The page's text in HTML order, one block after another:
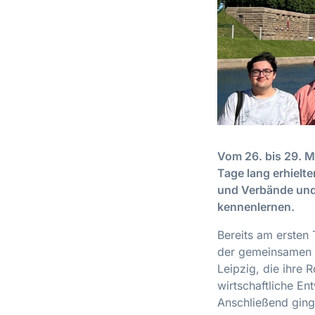
Vom 26. bis 29.
Tage lang
und Verbände
kennenlernen.
Bereits am
der
Leipzig, die ihre
wirtschaftliche
Anschließend